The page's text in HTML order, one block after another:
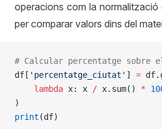
operacions com la normalització
per comparar valors dins del
# Calcular percentatge sobre
df[ 'percentatge_ciutat' ] =
    lambda
x: x / x.sum() *
)
print (df)